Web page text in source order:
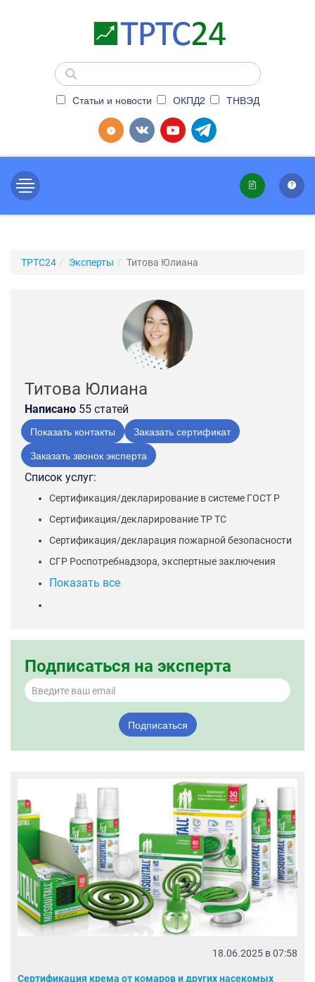
Статьи и новости ОКПД2 ТНВЭД
ТРТС24 Эксперты Титова Юлиана
Титова Юлиана
Написано 55 статей
Показать контакты
Заказать сертификат
Заказать звонок эксперта
Список услуг:
Сертификация/декларирование в системе ГОСТ Р
Сертификация/декларирование ТР ТС
Сертификация/декларация пожарной безопасности
СГР Роспотребнадзора, экспертные заключения
Показать все
Подписаться на эксперта
Подписаться
18.06.2025 в 07:58
Сертификация крема от комаров и других насекомых